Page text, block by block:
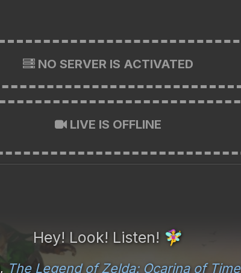
NO SERVER IS ACTIVATED
LIVE IS OFFLINE
Hey! Look! Listen! 🧚‍♀️
The Legend of Zelda: Ocarina of Time